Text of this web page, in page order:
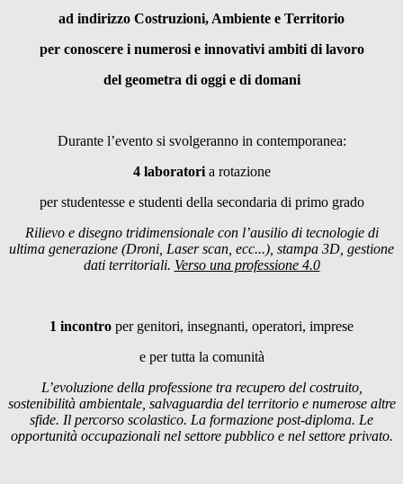
ad indirizzo Costruzioni, Ambiente e Territorio
per conoscere i numerosi e innovativi ambiti di lavoro
del geometra di oggi e di domani
Durante l’evento si svolgeranno in contemporanea:
4 laboratoria rotazione
per studentesse e studenti della secondaria di primo grado
Rilievo e disegno tridimensionale con l’ausilio di tecnologie di
ultima generazione (Droni, Laser scan, ecc...), stampa 3D, gestione
dati territoriali. Verso una professione 4.0
1 incontro per genitori, insegnanti, operatori, imprese
e per tutta la comunità
L’evoluzione della professione tra recupero del costruito,
sostenibilità ambientale, salvaguardia del territorio e numerose altre
sfide. Il percorso scolastico. La formazione post-diploma. Le
opportunità occupazionali nel settore pubblico e nel settore privato.